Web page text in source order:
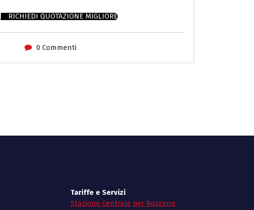
RICHIEDI QUOTAZIONE MIGLIORE
0 Commenti
Tariffe e Servizi
Stazione Centrale per Rozzano